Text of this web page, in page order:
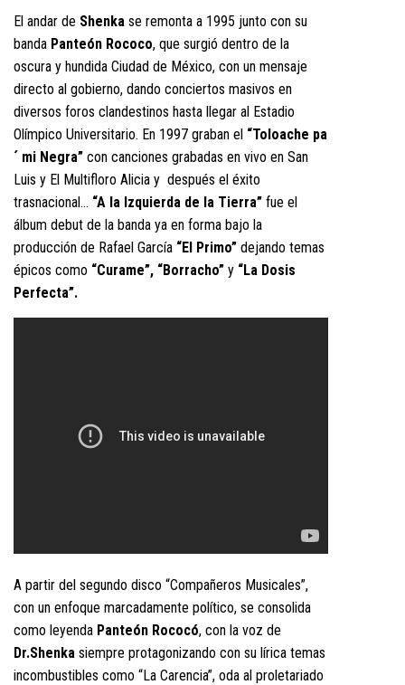
El andar de Shenka se remonta a 1995 junto con su
banda Panteón Rococo, que surgió dentro de la
oscura y hundida Ciudad de México, con un mensaje
directo al gobierno, dando conciertos masivos en
diversos foros clandestinos hasta llegar al Estadio
Olímpico Universitario. En 1997 graban el “Toloache pa
´ mi Negra” con canciones grabadas en vivo en San
Luis y El Multifloro Alicia y después el éxito
trasnacional… “A la Izquierda de la Tierra” fue el
álbum debut de la banda ya en forma bajo la
producción de Rafael García “El Primo” dejando temas
épicos como “Curame”, “Borracho” y “La Dosis
Perfecta”.
A partir del segundo disco “Compañeros Musicales”,
con un enfoque marcadamente político, se consolida
como leyenda Panteón Rococó, con la voz de
Dr.Shenka siempre protagonizando con su lírica temas
incombustibles como “La Carencia”, oda al proletariado